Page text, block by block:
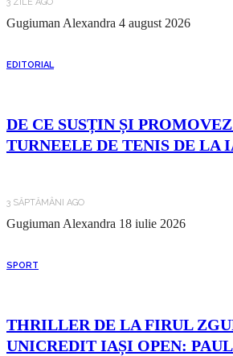
3 ZILE AGO
Gugiuman Alexandra 4 august 2026
EDITORIAL
DE CE SUSȚIN ȘI
TURNEELE DE TENIS DE LA
3 SĂPTĂMÂNI AGO
Gugiuman Alexandra 18 iulie 2026
SPORT
THRILLER DE LA FIRUL
UNICREDIT IAȘI OPEN: